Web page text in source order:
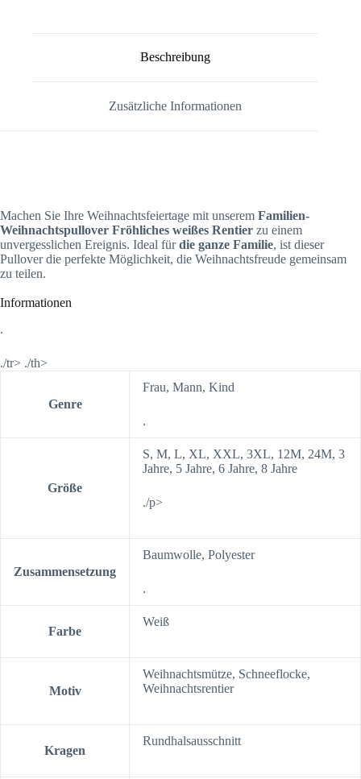
Beschreibung
Zusätzliche Informationen
Machen Sie Ihre Weihnachtsfeiertage mit unserem Familien-
Weihnachtspullover Fröhliches weißes Rentier zu einem
unvergesslichen Ereignis. Ideal fürdie ganze Familie, ist dieser
Pullover die perfekte Möglichkeit, die Weihnachtsfreude gemeinsam
zu teilen.
Informationen
.
./tr> ./th>
Genre
Frau, Mann, Kind
.
Größe
S, M, L, XL, XXL, 3XL, 12M, 24M, 3
Jahre, 5 Jahre, 6 Jahre, 8 Jahre
./p>
Zusammensetzung
Baumwolle, Polyester
.
Farbe
Weiß
Motiv
Weihnachtsmütze, Schneeflocke,
Weihnachtsrentier
Kragen
Rundhalsausschnitt